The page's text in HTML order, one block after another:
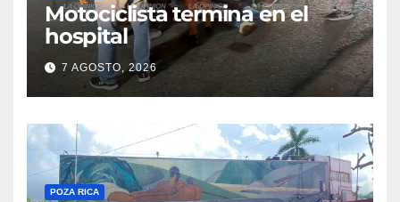
Motociclista termina en el
hospital
7 AGOSTO, 2026
POZA RICA